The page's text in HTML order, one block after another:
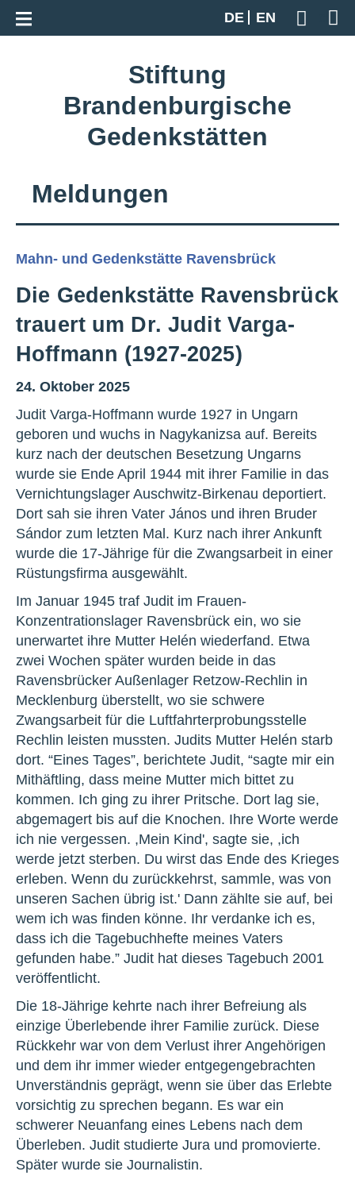
DE
EN
Geben
Zur Gesamtübersicht
Stiftung
Brandenburgische
Gedenkstätten
Meldungen
Mahn- und Gedenkstätte Ravensbrück
Die Gedenkstätte Ravensbrück
trauert um Dr. Judit Varga-
Hoffmann (1927-2025)
24. Oktober 2025
Judit Varga-Hoffmann wurde 1927 in Ungarn
geboren und wuchs in Nagykanizsa auf. Bereits
kurz nach der deutschen Besetzung Ungarns
wurde sie Ende April 1944 mit ihrer Familie in das
Vernichtungslager Auschwitz-Birkenau deportiert.
Dort sah sie ihren Vater János und ihren Bruder
Sándor zum letzten Mal. Kurz nach ihrer Ankunft
wurde die 17-Jährige für die Zwangsarbeit in einer
Rüstungsfirma ausgewählt.
Im Januar 1945 traf Judit im Frauen-
Konzentrationslager Ravensbrück ein, wo sie
unerwartet ihre Mutter Helén wiederfand. Etwa
zwei Wochen später wurden beide in das
Ravensbrücker Außenlager Retzow-Rechlin in
Mecklenburg überstellt, wo sie schwere
Zwangsarbeit für die Luftfahrterprobungsstelle
Rechlin leisten mussten. Judits Mutter Helén starb
dort. “Eines Tages”, berichtete Judit, “sagte mir ein
Mithäftling, dass meine Mutter mich bittet zu
kommen. Ich ging zu ihrer Pritsche. Dort lag sie,
abgemagert bis auf die Knochen. Ihre Worte werde
ich nie vergessen. ,Mein Kind', sagte sie, ,ich
werde jetzt sterben. Du wirst das Ende des Krieges
erleben. Wenn du zurückkehrst, sammle, was von
unseren Sachen übrig ist.' Dann zählte sie auf, bei
wem ich was finden könne. Ihr verdanke ich es,
dass ich die Tagebuchhefte meines Vaters
gefunden habe.” Judit hat dieses Tagebuch 2001
veröffentlicht.
Die 18-Jährige kehrte nach ihrer Befreiung als
einzige Überlebende ihrer Familie zurück. Diese
Rückkehr war von dem Verlust ihrer Angehörigen
und dem ihr immer wieder entgegengebrachten
Unverständnis geprägt, wenn sie über das Erlebte
vorsichtig zu sprechen begann. Es war ein
schwerer Neuanfang eines Lebens nach dem
Überleben. Judit studierte Jura und promovierte.
Später wurde sie Journalistin.